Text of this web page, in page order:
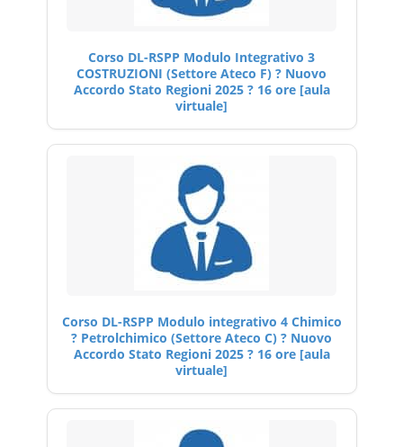
Corso DL-RSPP Modulo Integrativo 3
COSTRUZIONI (Settore Ateco F) ? Nuovo
Accordo Stato Regioni 2025 ? 16 ore [aula
virtuale]
Corso DL-RSPP Modulo integrativo 4 Chimico
? Petrolchimico (Settore Ateco C) ? Nuovo
Accordo Stato Regioni 2025 ? 16 ore [aula
virtuale]